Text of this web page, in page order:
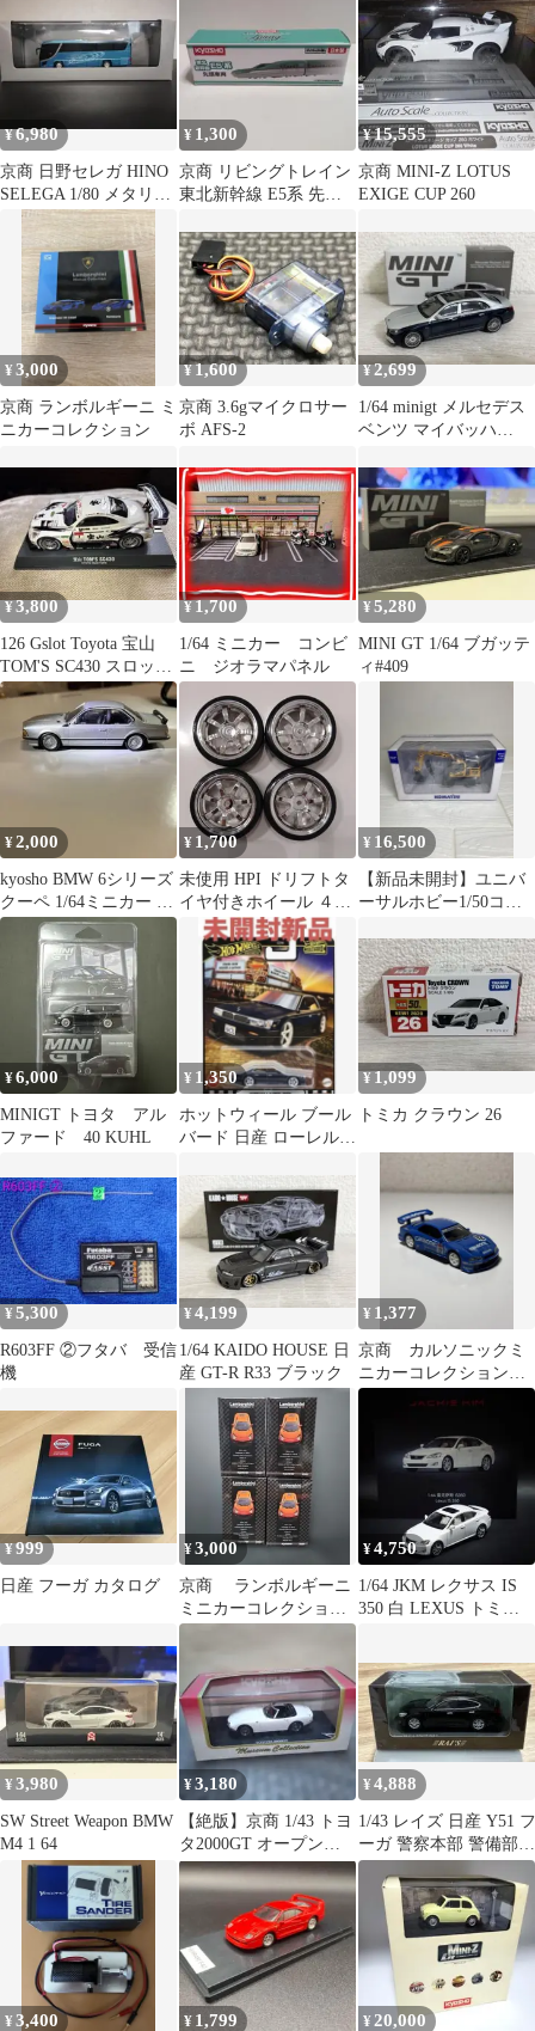
¥6,980
京商 日野セレガ HINO
SELEGA 1/80 メタリッ
クブルー 未展示
¥ 1,300
京商 リビングトレイン
東北新幹線 E5系 先頭
¥15,555
京商 MINI-Z LOTUS
EXIGE CUP 260
¥3,000
京商 ランボルギーニ ミ
ニカーコレクション
¥1,600
京商 3.6gマイクロサー
ボ AFS-2
¥2,699
1/64 minigt メルセデス
ベンツ マイバッハ
¥3,800
126 Gslot Toyota 宝山
TOM'S SC430 スロット
カー
¥1,700
1/64 ミニカー コンビ
ニ ジオラマパネル
¥5,280
MINI GT 1/64 ブガッテ
ィ#409
¥2,000
kyosho BMW 6シリーズ
クーペ 1/64ミニカー シ
ルバー
¥ 1,700
未使用 HPI ドリフトタ
イヤ付きホイール ４本
セット
¥ 16,500
【新品未開封】ユニバ
ーサルホビー1/50コマ
圧ショベル
¥6,000
MINIGT トヨタ アル
ファード 40 KUHL
¥ 1,350
ホットウィール ブール
バード 日産 ローレル
¥1,099
トミカ クラウン 26
¥5,300
R603FF ②フタバ 受信
機
¥4,199
1/64 KAIDO HOUSE 日
産 GT-R R33 ブラック
¥ 1,377
京商 カルソニックミ
ニカーコレクション
スカイライン GT-R
¥999
日産 フーガ カタログ
¥3,000
京商 ランボルギーニ
ミニカーコレクション
Ⅳ ４台セット
¥4,750
1/64 JKM レクサス IS
350 白 LEXUS トミカ
¥3,980
SW Street Weapon BMW
M4 1 64
¥3,180
【絶版】京商 1/43 トヨ
タ2000GT オープンカ
ー
¥4,888
1/43 レイズ 日産 Y51 フ
ーガ 警察本部 警備部要
人警護車両 2018
¥3,400 ¥ 1,799 ¥20,000